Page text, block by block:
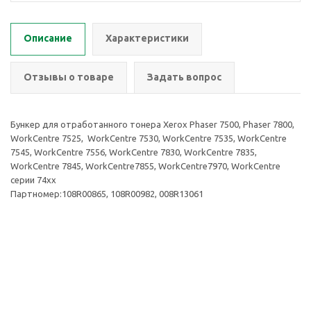
Описание Характеристики
Отзывы о товаре Задать вопрос
Бункер для отработанного тонера Xerox Phaser 7500, Phaser 7800,
WorkCentre 7525, WorkCentre 7530, WorkCentre 7535, WorkCentre
7545, WorkCentre 7556, WorkCentre 7830, WorkCentre 7835,
WorkCentre 7845, WorkCentre7855, WorkCentre7970, WorkCentre
серии 74xx
Партномер:108R00865, 108R00982, 008R13061